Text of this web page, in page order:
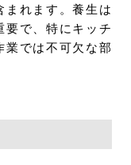
まれます。養生は
要で、特にキッチ
業では不可欠な部